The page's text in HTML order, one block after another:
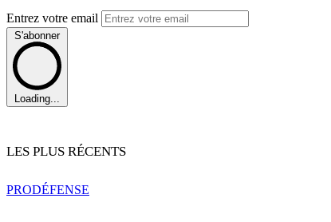
Entrez votre email
S'abonner
Loading...
LES PLUS RÉCENTS
PRODÉFENSE